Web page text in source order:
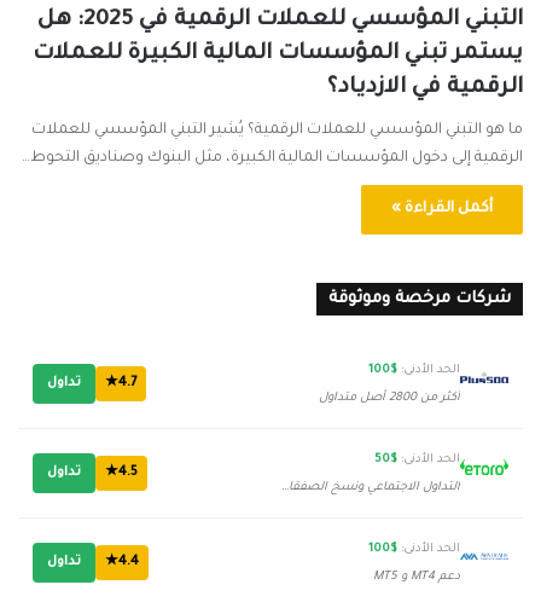
التبني المؤسسي للعملات الرقمية في 2025: هل
يستمر تبني المؤسسات المالية الكبيرة للعملات
الرقمية في الازدياد؟
ما هو التبني المؤسسي للعملات الرقمية؟ يُشير التبني المؤسسي للعملات
الرقمية إلى دخول المؤسسات المالية الكبيرة، مثل البنوك وصناديق التحوط…
أكمل القراءة »
شركات مرخصة وموثوقة
الحد الأدنى: $100
أكثر من 2800 أصل متداول
4.7★ تداول
الحد الأدنى: $50
التداول الاجتماعي ونسخ الصفقات
4.5★ تداول
الحد الأدنى: $100
دعم MT4 و MT5
4.4★ تداول